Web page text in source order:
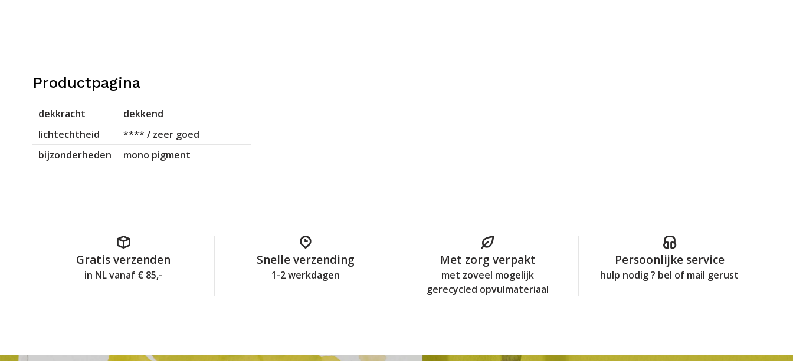
Productpagina
dekkracht
dekkend
lichtechtheid
**** / zeer goed
bijzonderheden
mono pigment
Gratis verzenden
in NL vanaf € 85,-
Snelle verzending
1-2 werkdagen
Met zorg verpakt
met zoveel mogelijk
gerecycled opvulmateriaal
Persoonlijke service
hulp nodig ? bel of mail gerust